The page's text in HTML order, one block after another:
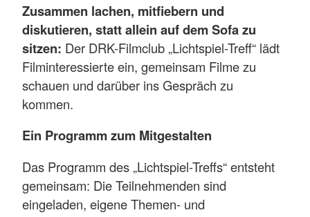
Zusammen lachen, mitfiebern und
diskutieren, statt allein auf dem Sofa zu
sitzen: Der DRK-Filmclub „Lichtspiel-Treff“ lädt
Filminteressierte ein, gemeinsam Filme zu
schauen und darüber ins Gespräch zu
kommen.
Ein Programm zum Mitgestalten
Das Programm des „Lichtspiel-Treffs“ entsteht
gemeinsam: Die Teilnehmenden sind
eingeladen, eigene Themen- und